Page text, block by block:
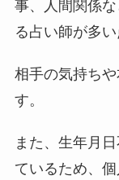
事、人間関係
る占い師が多い
相手の気持ち
す。
また、生年月
ているため、